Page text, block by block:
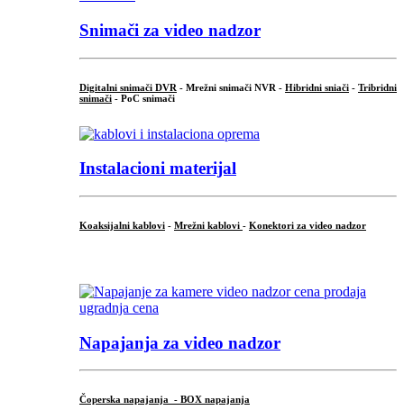
Snimači za video nadzor
Digitalni snimači DVR - Mrežni snimači NVR - Hibridni sniači - Tribridni
snimači - PoC snimači
Instalacioni materijal
Koaksijalni kablovi - Mrežni kablovi - Konektori za video nadzor
Napajanja za video nadzor
Čoperska napajanja - BOX napajanja